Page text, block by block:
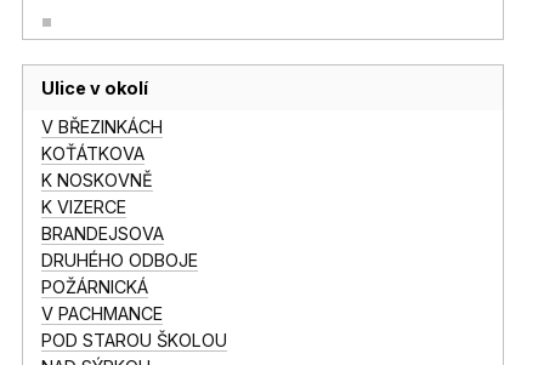
Ulice v okolí
V BŘEZINKÁCH
KOŤÁTKOVA
K NOSKOVNĚ
K VIZERCE
BRANDEJSOVA
DRUHÉHO ODBOJE
POŽÁRNICKÁ
V PACHMANCE
POD STAROU ŠKOLOU